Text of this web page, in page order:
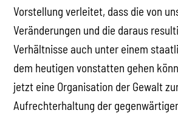
Vorstellung verleitet, dass die von
Veränderungen und die daraus
Verhältnisse auch unter einem
dem heutigen vonstatten gehen
jetzt eine Organisation der Gewalt
Aufrechterhaltung der